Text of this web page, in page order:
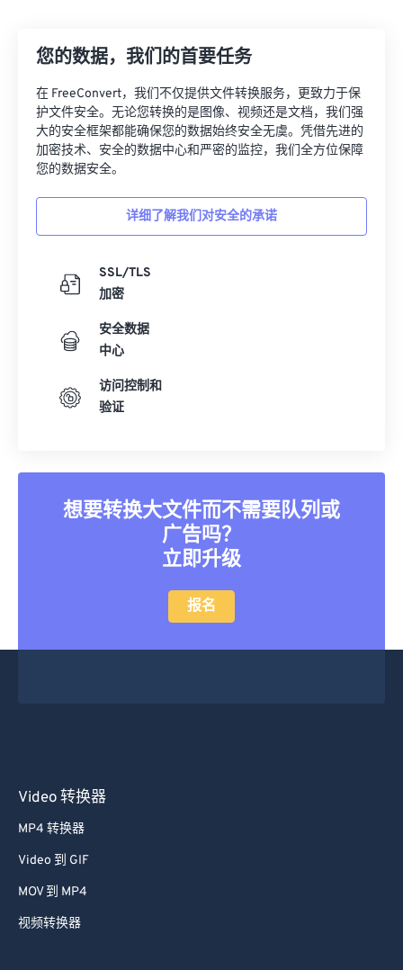
您的数据，我们的首要任务
在 FreeConvert，我们不仅提供文件转换服务，更致力于保
护文件安全。无论您转换的是图像、视频还是文档，我们强
大的安全框架都能确保您的数据始终安全无虞。凭借先进的
加密技术、安全的数据中心和严密的监控，我们全方位保障
您的数据安全。
详细了解我们对安全的承诺
SSL/TLS
加密
安全数据
中心
访问控制和
验证
想要转换大文件而不需要队列或
广告吗？
立即升级
报名
Video 转换器
MP4 转换器
Video 到 GIF
MOV 到 MP4
视频转换器